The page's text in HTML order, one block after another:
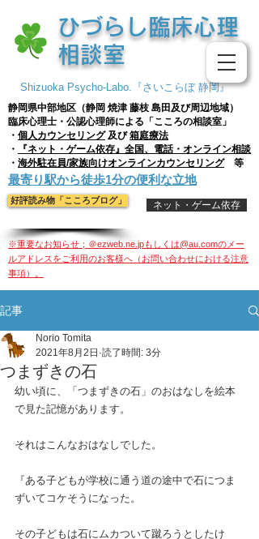
​ひづらし臨床心理
相談室
ネット・ゲーム依存
Shizuoka Psycho-Labo.『さいこらぼ 静岡』
静岡県中部地区（静岡 焼津 藤枝 島田及び周辺地域）
臨床心理士・公認心理師による「こころの相談室」
・ 個人カウンセリング 及び箱庭療法
・
『ネット・ゲーム依存』全国、電話・オンライン相談
・ 海外駐在員/家族向けオンラインカウンセリング等
​最寄り駅から徒歩1分の便利な立地
好評読み物「こころブログ」
※重要なお知らせ；＠ezweb.ne.jpもしくは@au.comのメー
ルアドレスをご利用のお客様へ（お問い合わせにおける注意
事項）。
記事
つまずきの石
Norio Tomita
2021年8月2日 読了時間: 3分
幼い頃に、「つまずきの石」のおはなしを絵本
で見た記憶があります。
それはこんなおはなしでした。
『ある子どもが学校に通う道の途中で石につま
ずいてコケそうになった。
その子どもは石にムカついて蹴ろうとしたけ